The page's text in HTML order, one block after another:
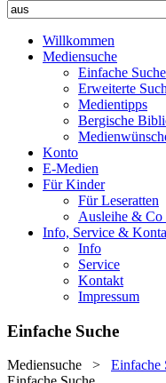
Willkommen
Mediensuche
Einfache Suche
Erweiterte
Medientipps
Bergische
Konto
E-Medien
Für Kinder
Für Leseratten
Ausleihe & Co
Info, Service &
Info
Service
Kontakt
Impressum
Einfache Suche
Mediensuche > Einfache